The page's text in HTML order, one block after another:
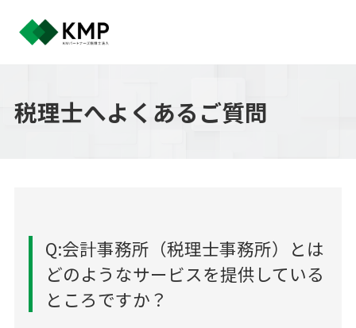
税理士へよくあるご質問
Q:会計事務所（税理士事務所）とは
どのようなサービスを提供している
ところですか？